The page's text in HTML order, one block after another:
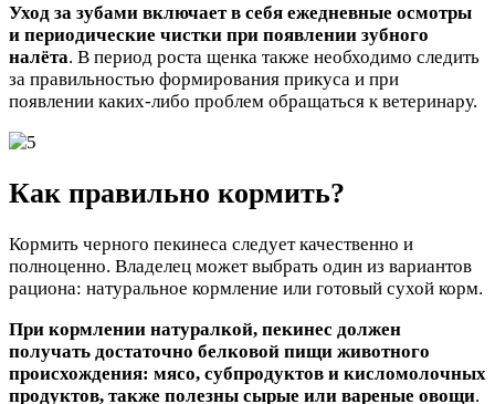
Уход за зубами включает в себя ежедневные осмотры
и периодические чистки при появлении зубного
налёта. В период роста щенка также необходимо следить
за правильностью формирования прикуса и при
появлении каких-либо проблем обращаться к ветеринару.
Как правильно кормить?
Кормить черного пекинеса следует качественно и
полноценно. Владелец может выбрать один из вариантов
рациона: натуральное кормление или готовый сухой корм.
При кормлении натуралкой, пекинес должен
получать достаточно белковой пищи животного
происхождения: мясо, субпродуктов и кисломолочных
продуктов, также полезны сырые или вареные овощи.